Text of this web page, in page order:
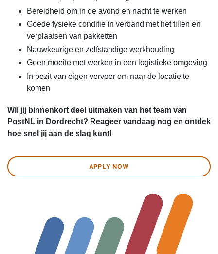
Bereidheid om in de avond en nacht te werken
Goede fysieke conditie in verband met het tillen en
verplaatsen van pakketten
Nauwkeurige en zelfstandige werkhouding
Geen moeite met werken in een logistieke omgeving
In bezit van eigen vervoer om naar de locatie te
komen
Wil jij binnenkort deel uitmaken van het team van
PostNL in Dordrecht? Reageer vandaag nog en ontdek
hoe snel jij aan de slag kunt!
APPLY NOW